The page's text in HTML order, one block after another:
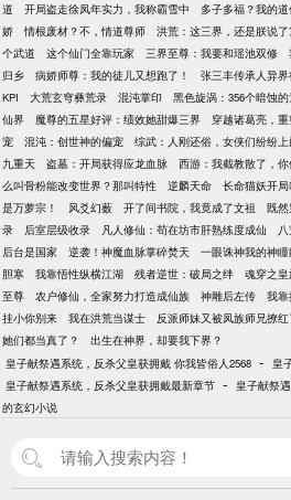
道
开局盗走徐凤年实力，我称霸雪中 多子多福？我的道
娇
情根废材？不，情道尊师 洪荒：这三界，还是朕说了
个武道
这个仙门全靠玩家 三界至尊：我要和瑶池双修
归乡
病娇师尊：我的徒儿又想跑了！ 张三丰传承人异
KPI
大荒玄穹彝荒录 混沌掌印 黑色旋涡：356个暗蚀
仙界
魔尊的五星好评：绩效她甜爆三界 穿越诸葛亮，
宠
混沌：创世神的偏宠 综武：人刚还俗，女侠们纷纷上
九重天
盗墓：开局获得应龙血脉 西游：我截教散了，
么叫骨粉能改变世界？那叫特性
逆麟天命 长命猫妖开
是万萝宗！
风爻幻薮 开了间书院，我竟成了文祖 既然
录
后室层级收录 凡人修仙：苟在坊市肝熟练度成仙
后台是国家
逆袭！神魔血脉掌碎焚天 一眼诛神我的神
胆寒
我靠悟性纵横江湖 残者逆世：破局之绊 魂穿之
至尊
农户修仙，全家努力打造成仙族 神雕后左传 我
挂小你别来
我在洪荒当谋士 反派师妹又被凤族师兄撩
她们都当真了？
出生在神界，却要我下界？
皇子献祭遇系统，反杀父皇获拥戴 你我皆俗人2568 - 皇
皇子献祭遇系统，反杀父皇获拥戴最新章节 - 皇子献祭
的玄幻小说